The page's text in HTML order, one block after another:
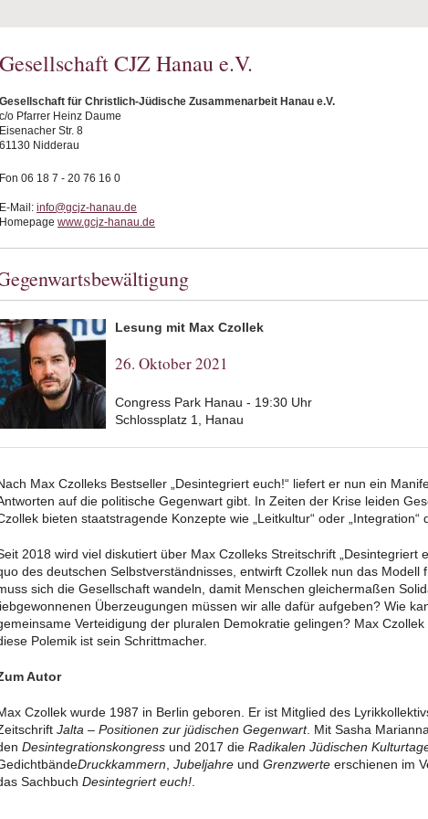
Gesellschaft CJZ Hanau e.V.
Gesellschaft für Christlich-Jüdische Zusammenarbeit Hanau e.V.
c/o Pfarrer Heinz Daume
Eisenacher Str. 8
61130 Nidderau
Fon 06 18 7 - 20 76 16 0
E-Mail: info@gcjz-hanau.de
Homepage www.gcjz-hanau.de
Lesung mit Max Czollek
26. Oktober 2021
Congress Park Hanau - 19:30 Uhr
Schlossplatz 1, Hanau
Max Czolleks Bestseller „Desintegriert euch!“ liefert er nun ein
auf die politische Gegenwart gibt. In Zeiten der Krise leiden
bieten staatstragende Konzepte wie „Leitkultur“ oder „Integration“
2018 wird viel diskutiert über Max Czolleks Streitschrift „Desintegriert
des deutschen Selbstverständnisses, entwirft Czollek nun das Modell
sich die Gesellschaft wandeln, damit Menschen gleichermaßen
Überzeugungen müssen wir alle dafür aufgeben? Wie
Verteidigung der pluralen Demokratie gelingen? Max
Polemik ist sein Schrittmacher.
Autor
Czollek wurde 1987 in Berlin geboren. Er ist Mitglied des
Jalta – Positionen zur jüdischen Gegenwart. Mit Sasha
Desintegrationskongress und 2017 die Radikalen Jüdischen
Druckkammern Jubeljahre und Grenzwerte erschienen im
Sachbuch Desintegriert euch!